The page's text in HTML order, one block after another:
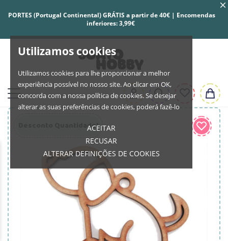
Utilizamos cookies
Utilizamos cookies para lhe proporcionar a melhor
experiência possível no nosso site. Ao clicar em OK,
concorda com a nossa política de cookies. Se desejar
alterar as suas preferências de cookies, poderá fazê-lo
ACEITAR
RECUSAR
ALTERAR DEFINIÇÕES DE COOKIES
PORTES (Portugal Continental) GRÁTIS a partir de 40€ | Encomendas
inferiores: 3,99€
Desconto Quantidade!